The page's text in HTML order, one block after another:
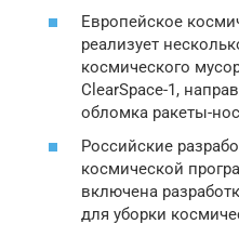
Европейское
реализует
космического
ClearSpace-1,
обломка ракеты-
Российские
космической
включена
для уборки